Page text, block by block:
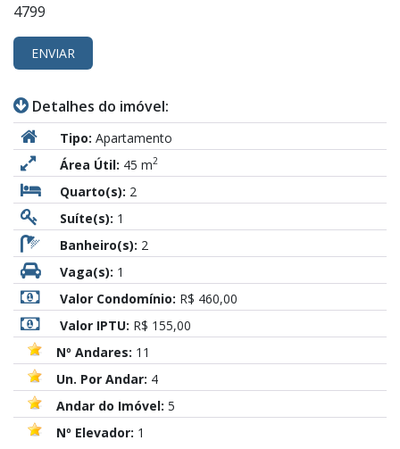
4799
ENVIAR
Detalhes do imóvel:
Tipo: Apartamento
Área Útil: 45 m2
Quarto(s): 2
Suíte(s): 1
Banheiro(s): 2
Vaga(s): 1
Valor Condomínio: R$ 460,00
Valor IPTU: R$ 155,00
Nº Andares: 11
Un. Por Andar: 4
Andar do Imóvel:5
Nº Elevador: 1